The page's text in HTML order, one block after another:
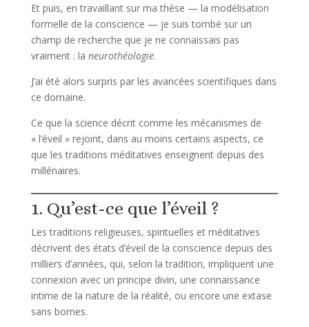
Et puis, en travaillant sur ma thèse — la modélisation
formelle de la conscience — je suis tombé sur un
champ de recherche que je ne connaissais pas
vraiment : la neurothéologie.
J’ai été alors surpris par les avancées scientifiques dans
ce domaine.
Ce que la science décrit comme les mécanismes de
« l’éveil » rejoint, dans au moins certains aspects, ce
que les traditions méditatives enseignent depuis des
millénaires.
1. Qu’est-ce que l’éveil ?
Les traditions religieuses, spirituelles et méditatives
décrivent des états d’éveil de la conscience depuis des
milliers d’années, qui, selon la tradition, impliquent une
connexion avec un principe divin, une connaissance
intime de la nature de la réalité, ou encore une extase
sans bornes.